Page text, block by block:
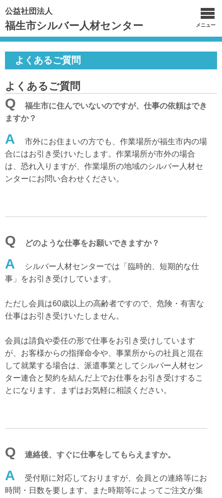
公益社団法人
福生市シルバー人材センター メニュー
よくあるご質問
よくあるご質問
Q
福生市に住んでいないのですが、仕事の依頼はでき
ますか？
A
市外にお住まいの方でも、作業場所が福生市内の場
合にはお引き受けいたします。作業場所が市外の場合
は、恐れ入りますが、作業場所の地域のシルバー人材セ
ンターにお問い合わせください。
Q どのような仕事をお願いできますか？
A
シルバー人材センターでは「臨時的、短期的な仕
事」をお引き受けしています。
ただし会員は60歳以上の高齢者ですので、危険・有害な
仕事はお引き受けいたしません。
会員は請負や委任の形で仕事をお引き受けしています
が、お客様からの指揮命令や、事業所からの社員と混在
して就業する場合は、派遣事業としてシルバー人材セン
ター連合と契約を結んだ上でお仕事をお引き受けするこ
とになります。まずはお気軽に相談ください。
Q 連絡後、すぐに仕事をしてもらえますか。
A
受付順に対応しておりますが、会員との連絡等にお
時間・日数を要します。また時期等によってご注文が集